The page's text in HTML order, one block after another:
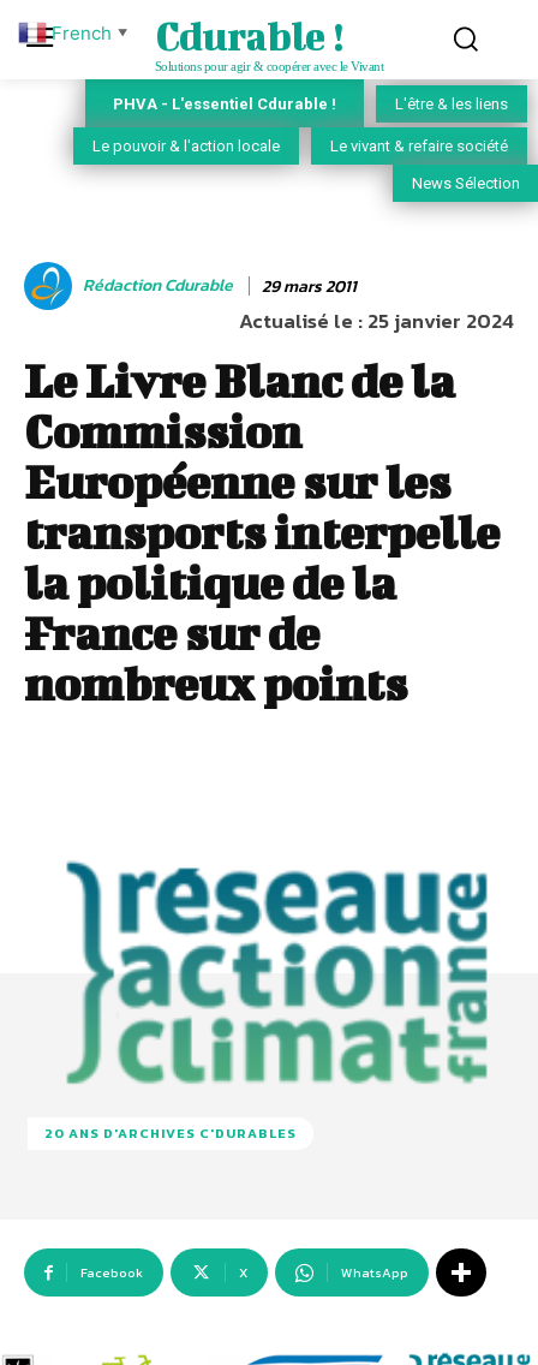
Cdurable !
Solutions pour agir & coopérer avec le Vivant
PHVA - L'essentiel Cdurable ! L'être & les liens
Le pouvoir & l'action locale Le vivant & refaire société
News Sélection
Rédaction Cdurable 29 mars 2011
Actualisé le :25 janvier 2024
Le Livre Blanc de la
Commission
Européenne sur les
transports interpelle
la politique de la
France sur de
nombreux points
20 ANS D'ARCHIVES C'DURABLES
Facebook X WhatsApp
French ▼